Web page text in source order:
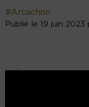
#Arcachon
Publié le 19 juin 2023